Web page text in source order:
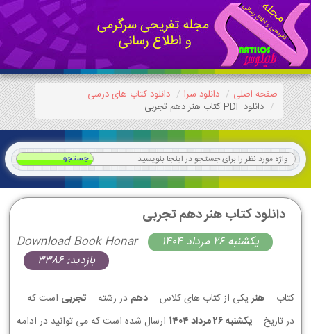
صفحه اصلی دانلود سرا
دانلود کتاب های درسی
دانلود PDF کتاب هنر دهم تجربی
دانلود کتاب هنر دهم تجربی
Download Book Honar
يكشنبه 26 مرداد 1404
بازدید: 3386
کتاب هنریکی از کتاب های کلاس دهم در رشته تجربی است که
در تاریخ
يكشنبه 26 مرداد 1404
ارسال شده است که می توانید در ادامه